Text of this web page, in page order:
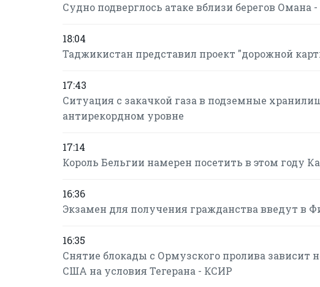
Судно подверглось атаке вблизи берегов Омана
18:04
Таджикистан представил проект "дорожной
17:43
Ситуация с закачкой газа в подземные
антирекордном уровне
17:14
Король Бельгии намерен посетить в этом году
16:36
Экзамен для получения гражданства введут в
16:35
Снятие блокады с Ормузского пролива зависит
США на условия Тегерана - КСИР